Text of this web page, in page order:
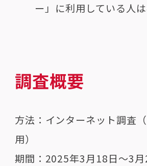
ー」に利用している人
調査概要
方法：インターネット調査
用）
期間：2025年3月18日～3月